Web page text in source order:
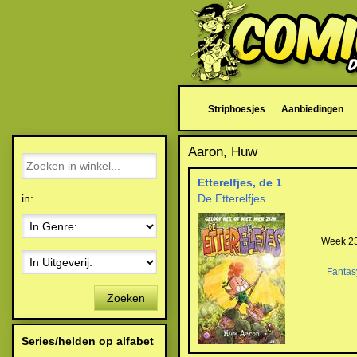
Striphoesjes Aanbiedingen
Aaron, Huw
Etterelfjes, de 1
De Etterelfjes
Week
in:
Zoeken
Series/helden op alfabet